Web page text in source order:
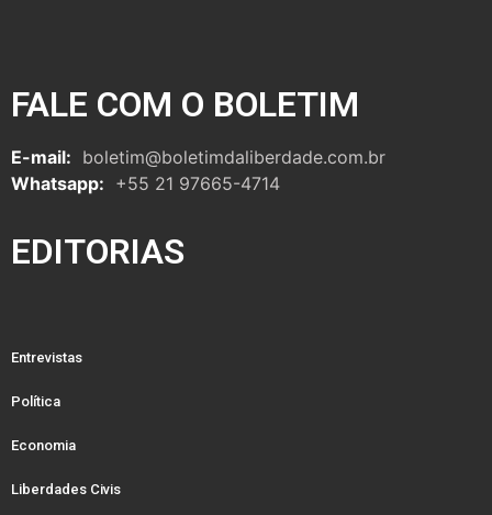
FALE COM O BOLETIM
E-mail: boletim@boletimdaliberdade.com.br
Whatsapp: +55 21 97665-4714
EDITORIAS
Entrevistas
Política
Economia
Liberdades Civis